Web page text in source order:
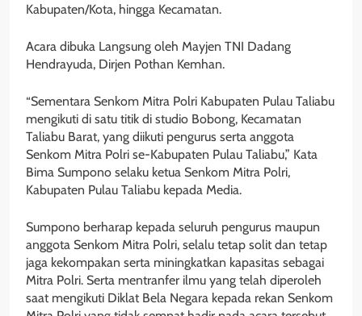
Kabupaten/Kota, hingga Kecamatan.
Acara dibuka Langsung oleh Mayjen TNI Dadang
Hendrayuda, Dirjen Pothan Kemhan.
“Sementara Senkom Mitra Polri Kabupaten Pulau Taliabu
mengikuti di satu titik di studio Bobong, Kecamatan
Taliabu Barat, yang diikuti pengurus serta anggota
Senkom Mitra Polri se-Kabupaten Pulau Taliabu,” Kata
Bima Sumpono selaku ketua Senkom Mitra Polri,
Kabupaten Pulau Taliabu kepada Media.
Sumpono berharap kepada seluruh pengurus maupun
anggota Senkom Mitra Polri, selalu tetap solit dan tetap
jaga kekompakan serta miningkatkan kapasitas sebagai
Mitra Polri. Serta mentranfer ilmu yang telah diperoleh
saat mengikuti Diklat Bela Negara kepada rekan Senkom